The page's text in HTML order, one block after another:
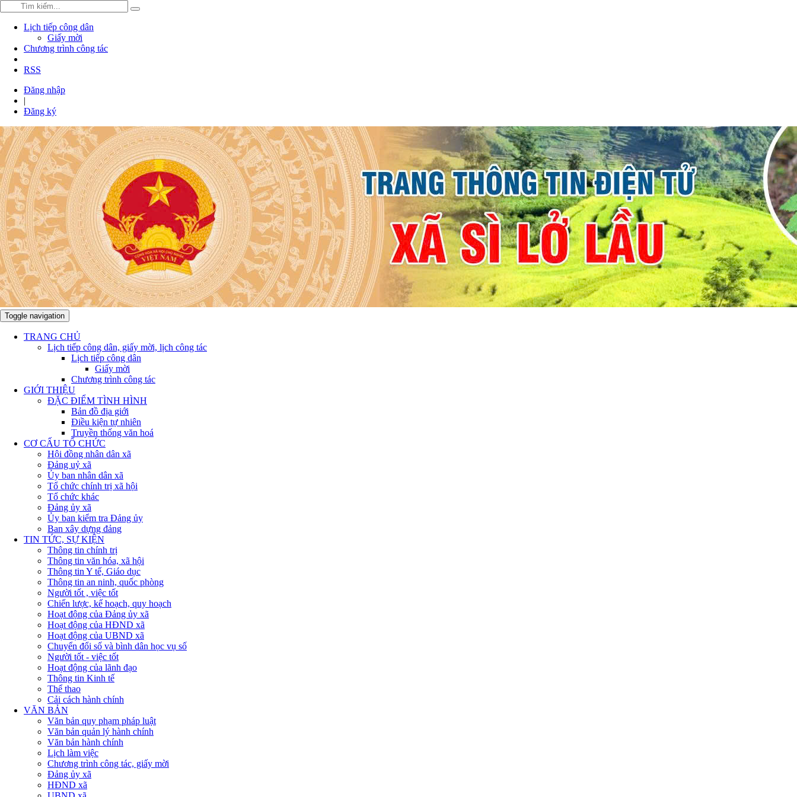
Lịch tiếp công dân
Giấy mời
Chương trình công tác
RSS
Đăng nhập
|
Đăng ký
Toggle navigation
TRANG CHỦ
Lịch tiếp công dân, giấy mời, lịch công tác
Lịch tiếp công dân
Giấy mời
Chương trình công tác
GIỚI THIỆU
ĐẶC ĐIỂM TÌNH HÌNH
Bản đồ địa giới
Điều kiện tự nhiên
Truyền thống văn hoá
CƠ CẤU TỔ CHỨC
Hội đồng nhân dân xã
Đảng uỷ xã
Ủy ban nhân dân xã
Tổ chức chính trị xã hội
Tổ chức khác
Đảng ủy xã
Ủy ban kiểm tra Đảng ủy
Ban xây dựng đảng
TIN TỨC, SỰ KIỆN
Thông tin chính trị
Thông tin văn hóa, xã hội
Thông tin Y tế, Giáo dục
Thông tin an ninh, quốc phòng
Người tốt , việc tốt
Chiến lược, kế hoạch, quy hoạch
Hoạt động của Đảng ủy xã
Hoạt động của HĐND xã
Hoạt động của UBND xã
Chuyển đổi số và bình dân học vụ số
Người tốt - việc tốt
Hoạt động của lãnh đạo
Thông tin Kinh tế
Thể thao
Cải cách hành chính
VĂN BẢN
Văn bản quy phạm pháp luật
Văn bản quản lý hành chính
Văn bản hành chính
Lịch làm việc
Chương trình công tác, giấy mời
Đảng ủy xã
HĐND xã